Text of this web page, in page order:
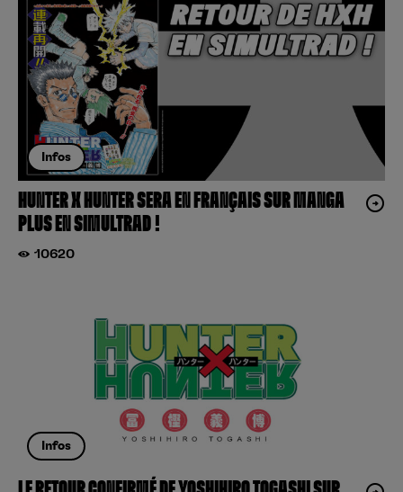
Infos
HUNTER X HUNTER SERA EN FRANÇAIS SUR MANGA
PLUS EN SIMULTRAD !
10620
Infos